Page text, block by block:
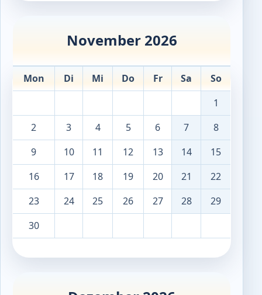
November 2026
Mon Di Mi Do Fr Sa
So
1
2
3 4 5 6 7
8
9
10 11 12 13 14
15
16
17 18 19 20 21
22
23
24 25 26 27 28
29
30